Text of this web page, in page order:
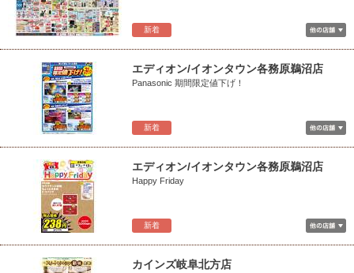
新着
新着
エディオン/イオンタウン各務原鵜沼店
Panasonic 期間限定値下げ！
新着
エディオン/イオンタウン各務原鵜沼店
Happy Friday
カインズ岐阜北方店